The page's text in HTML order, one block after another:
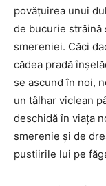
povăţuirea unui
de bucurie străină
smereniei. Căci
cădea pradă
se ascund în noi,
un tâlhar viclean
deschidă în viaţa
smerenie şi de
pustiirile lui pe